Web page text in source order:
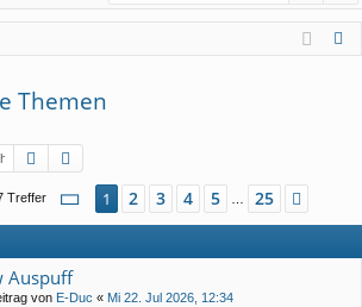
lie
de
m
el
ist
rie
Themen
Suche
Treffer Seite 1 von 25
1 2 3 4 5 25
Auspuff
von E-Duc « Mi 22. Jul 2026, 12:34